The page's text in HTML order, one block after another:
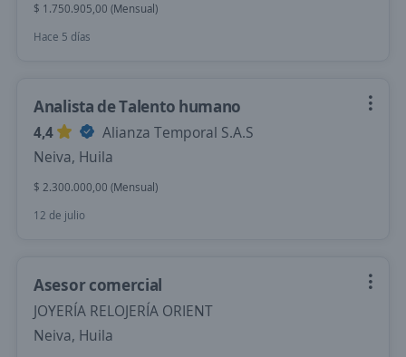
$ 1.750.905,00 (Mensual)
Hace 5 días
Analista de Talento humano
4,4
Alianza Temporal S.A.S
Neiva, Huila
$ 2.300.000,00 (Mensual)
12 de julio
Asesor comercial
JOYERÍA RELOJERÍA ORIENT
Neiva, Huila